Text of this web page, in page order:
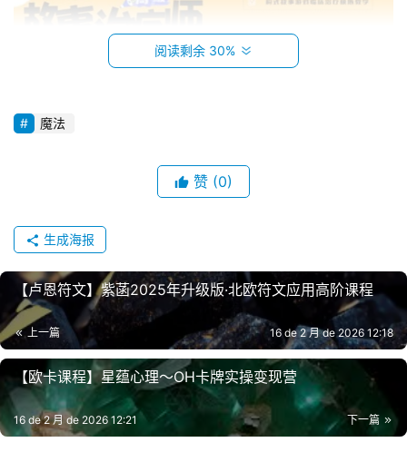
阅读剩余 30%
魔法
赞 (0)
生成海报
【卢恩符文】紫菡2025年升级版·北欧符文应用高阶课程
上一篇 16 de 2 月 de 2026 12:18
【欧卡课程】星蕴心理～OH卡牌实操变现营​
下一篇
16 de 2 月 de 2026 12:21